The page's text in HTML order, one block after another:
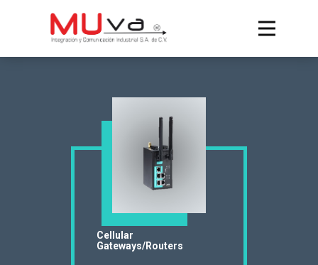
Cellular
Gateways/Routers